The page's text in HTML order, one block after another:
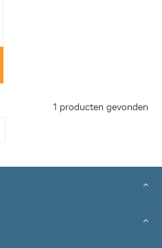
1 producten gevonden